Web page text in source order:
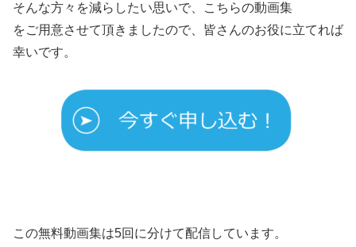
そんな方々を減らしたい思いで、こちらの動画集
をご用意させて頂きましたので、皆さんのお役に立てれば
幸いです。
この無料動画集は5回に分けて配信しています。